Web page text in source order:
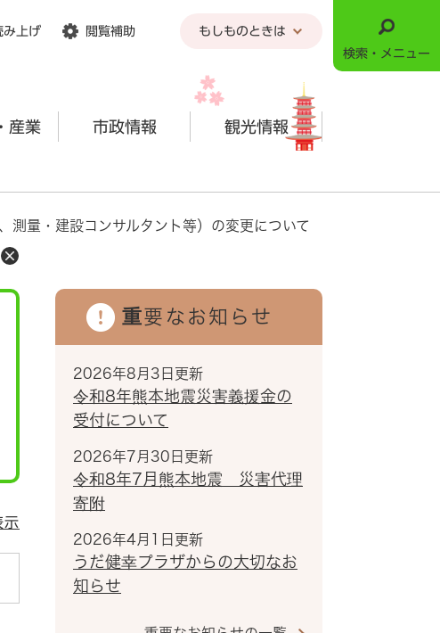
み上げ 閲覧補助 もしものときは
産業 市政情報 観光情報
検索・メニュー
測量・建設コンサルタント等）の変更について
示
重要なお知らせ
2026年8月3日更新
令和8年熊本地震災害義援金の
受付について
2026年7月30日更新
令和8年7月熊本地震 災害代理
寄附
2026年4月1日更新
うだ健幸プラザからの大切なお
知らせ